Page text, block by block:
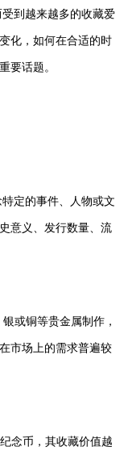
到越来越多的收藏爱
化，如何在合适的时
要话题。
定的事件、人物或文
意义、发行数量、流
或铜等贵金属制作，
市场上的需求普遍较
念币，其收藏价值越